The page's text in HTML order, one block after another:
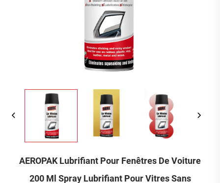
AEROPAK Lubrifiant Pour Fenêtres De Voiture
200 Ml Spray Lubrifiant Pour Vitres Sans